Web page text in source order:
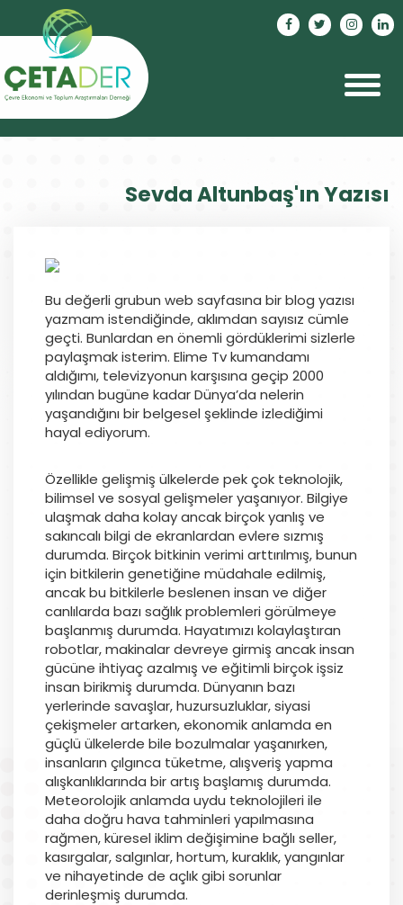
Sevda Altunbaş'ın Yazısı
Bu değerli grubun web sayfasına bir blog yazısı
yazmam istendiğinde, aklımdan sayısız cümle
geçti. Bunlardan en önemli gördüklerimi sizlerle
paylaşmak isterim. Elime Tv kumandamı
aldığımı, televizyonun karşısına geçip 2000
yılından bugüne kadar Dünya’da nelerin
yaşandığını bir belgesel şeklinde izlediğimi
hayal ediyorum.
Özellikle gelişmiş ülkelerde pek çok teknolojik,
bilimsel ve sosyal gelişmeler yaşanıyor. Bilgiye
ulaşmak daha kolay ancak birçok yanlış ve
sakıncalı bilgi de ekranlardan evlere sızmış
durumda. Birçok bitkinin verimi arttırılmış, bunun
için bitkilerin genetiğine müdahale edilmiş,
ancak bu bitkilerle beslenen insan ve diğer
canlılarda bazı sağlık problemleri görülmeye
başlanmış durumda. Hayatımızı kolaylaştıran
robotlar, makinalar devreye girmiş ancak insan
gücüne ihtiyaç azalmış ve eğitimli birçok işsiz
insan birikmiş durumda. Dünyanın bazı
yerlerinde savaşlar, huzursuzluklar, siyasi
çekişmeler artarken, ekonomik anlamda en
güçlü ülkelerde bile bozulmalar yaşanırken,
insanların çılgınca tüketme, alışveriş yapma
alışkanlıklarında bir artış başlamış durumda.
Meteorolojik anlamda uydu teknolojileri ile
daha doğru hava tahminleri yapılmasına
rağmen, küresel iklim değişimine bağlı seller,
kasırgalar, salgınlar, hortum, kuraklık, yangınlar
ve nihayetinde de açlık gibi sorunlar
derinleşmiş durumda.